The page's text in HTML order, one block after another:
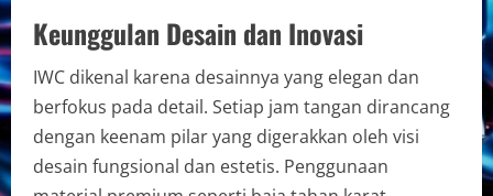
Keunggulan Desain dan Inovasi
IWC dikenal karena desainnya yang elegan dan
berfokus pada detail. Setiap jam tangan dirancang
dengan keenam pilar yang digerakkan oleh visi
desain fungsional dan estetis. Penggunaan